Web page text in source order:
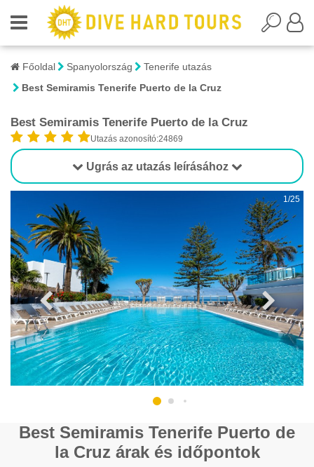
Főoldal Spanyolország
Tenerife utazás
Best Semiramis Tenerife Puerto de la Cruz
Best Semiramis Tenerife Puerto de la Cruz
Utazás azonosító:24869
Ugrás az utazás leírásához
1/25
Best Semiramis Tenerife Puerto de
la Cruz árak és időpontok